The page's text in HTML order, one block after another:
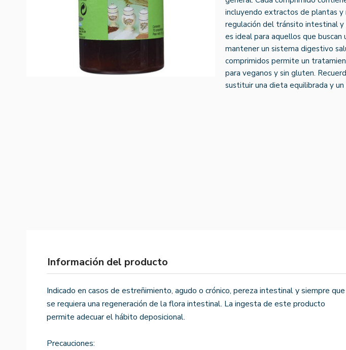
incluyendo extractos de plantas y
regulación del tránsito intestinal
es ideal para aquellos que
mantener un sistema digestivo
comprimidos permite un
para veganos y sin gluten.
sustituir una dieta equilibrada y
Información del producto
Indicado en casos de estreñimiento, agudo o crónico, pereza intestinal y siempre que
se requiera una regeneración de la flora intestinal. La ingesta de este producto
permite adecuar el hábito deposicional.
Precauciones: